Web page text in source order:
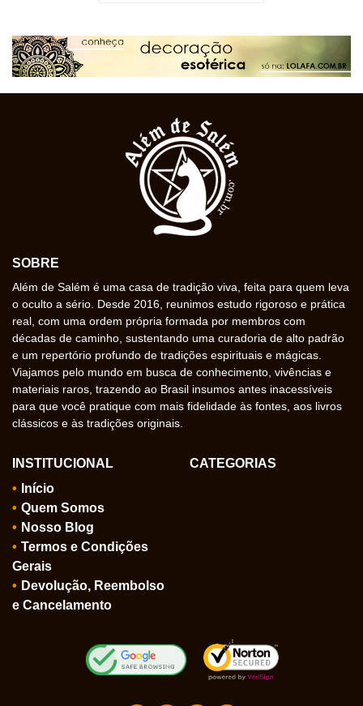
SOBRE
Além de Salém é uma casa de tradição viva, feita para quem leva
o oculto a sério. Desde 2016, reunimos estudo rigoroso e prática
real, com uma ordem própria formada por membros com
décadas de caminho, sustentando uma curadoria de alto padrão
e um repertório profundo de tradições espirituais e mágicas.
Viajamos pelo mundo em busca de conhecimento, vivências e
materiais raros, trazendo ao Brasil insumos antes inacessíveis
para que você pratique com mais fidelidade às fontes, aos livros
clássicos e às tradições originais.
INSTITUCIONAL
Início
Quem Somos
Nosso Blog
Termos e Condições
Gerais
Devolução, Reembolso
e Cancelamento
CATEGORIAS